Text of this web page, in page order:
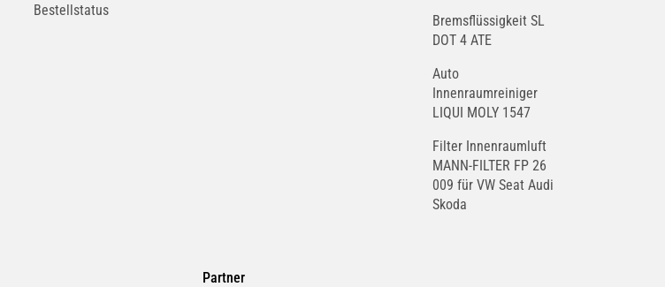
Bestellstatus
Bremsflüssigkeit SL
DOT 4 ATE
Auto
Innenraumreiniger
LIQUI MOLY 1547
Filter Innenraumluft
MANN-FILTER FP 26
009 für VW Seat Audi
Skoda
Partner